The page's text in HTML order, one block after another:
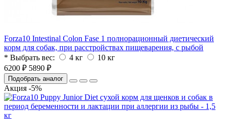
Forza10 Intestinal Colon Fase 1 полнорационный диетический
корм для собак, при расстройствах пищеварения, с рыбой
* Выбрать вес:
4 кг
10 кг
6200 ₽ 5890 ₽
Подобрать аналог
Акция -5%